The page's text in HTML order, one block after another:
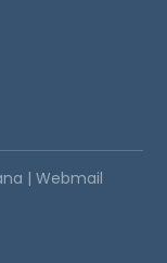
| Webmail